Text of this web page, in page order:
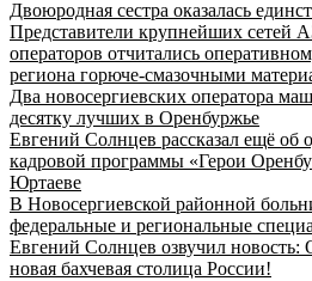
Двоюродная сестра оказалась
Представители крупнейших сетей
операторов отчитались
региона горюче‑смазочными
Два новосергиевских оператора
десятку лучших в Оренбуржье
Евгений Солнцев рассказал ещё об
кадровой программы «Герои
Юртаеве
В Новосергиевской районной
федеральные и региональные
Евгений Солнцев озвучил новость:
новая бахчевая столица России!